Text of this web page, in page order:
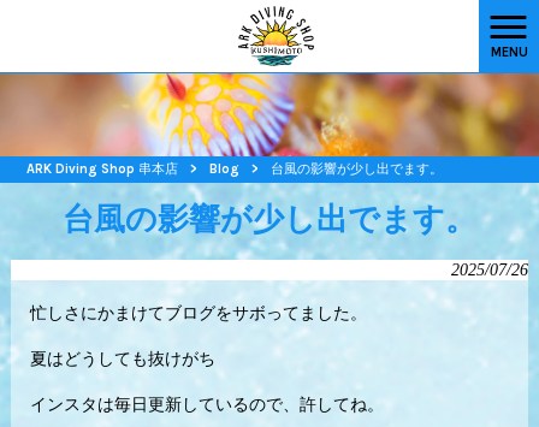
MENU
ARK Diving Shop 串本店 > Blog > 台風の影響が少し出でます。
台風の影響が少し出でます。
2025/07/26
忙しさにかまけてブログをサボってました。
夏はどうしても抜けがち
インスタは毎日更新しているので、許してね。